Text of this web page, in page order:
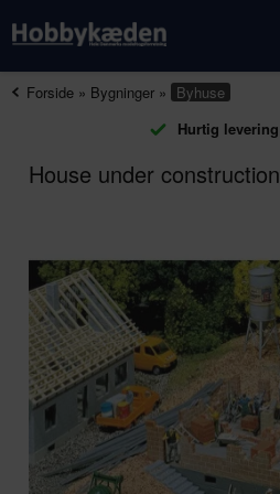
Forside » Bygninger » Byhuse
Hurtig levering
House under construction